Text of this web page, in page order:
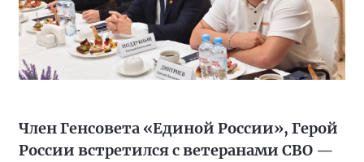
Член Генсовета «Единой России», Герой
России встретился с ветеранами СВО —